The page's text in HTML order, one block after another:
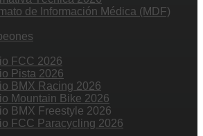
de Información Médica (MDF)
FCC 2026
Pista 2026
BMX Racing 2026
Mountain Bike 2026
BMX Freestyle 2026
FCC Paracycling 2026